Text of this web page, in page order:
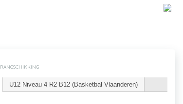
RANGSCHIKKING
U12 Niveau 4 R2 B12 (Basketbal Vlaanderen)